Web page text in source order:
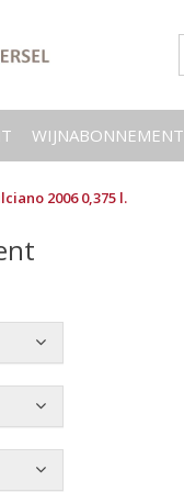
WIJNABONNEMENT
2006 0,375 l.